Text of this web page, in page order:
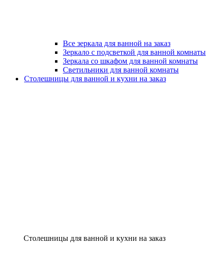
Все зеркала для ванной на заказ
Зеркало с подсветкой для ванной комнаты
Зеркала со шкафом для ванной комнаты
Светильники для ванной комнаты
Столешницы для ванной и кухни на заказ
Столешницы для ванной и кухни на заказ